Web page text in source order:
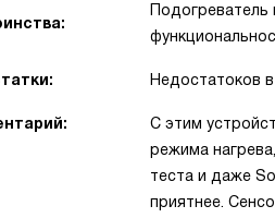
Недостатоков
С этим
режима
теста и даже
приятнее.